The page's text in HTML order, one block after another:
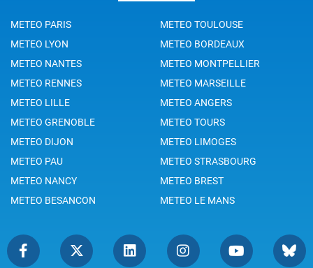
METEO PARIS
METEO TOULOUSE
METEO LYON
METEO BORDEAUX
METEO NANTES
METEO MONTPELLIER
METEO RENNES
METEO MARSEILLE
METEO LILLE
METEO ANGERS
METEO GRENOBLE
METEO TOURS
METEO DIJON
METEO LIMOGES
METEO PAU
METEO STRASBOURG
METEO NANCY
METEO BREST
METEO BESANCON
METEO LE MANS